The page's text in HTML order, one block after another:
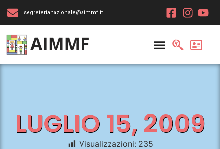
segreterianazionale@aimmf.it
LUGLIO 15, 2009
Visualizzazioni: 235